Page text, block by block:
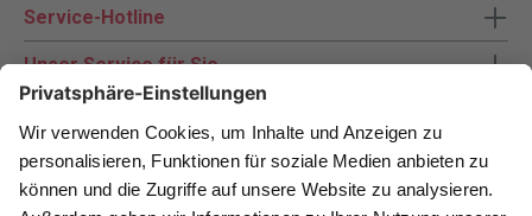
Service-Hotline
Unser Service für Sie
Zahlungsarten